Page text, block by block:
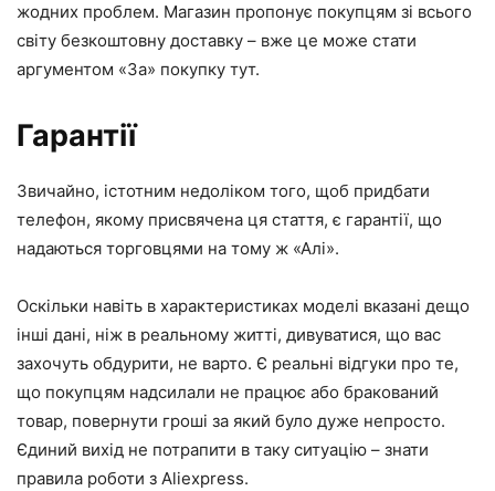
жодних проблем. Магазин пропонує покупцям зі всього
світу безкоштовну доставку – вже це може стати
аргументом «За» покупку тут.
Гарантії
Звичайно, істотним недоліком того, щоб придбати
телефон, якому присвячена ця стаття, є гарантії, що
надаються торговцями на тому ж «Алі».
Оскільки навіть в характеристиках моделі вказані дещо
інші дані, ніж в реальному житті, дивуватися, що вас
захочуть обдурити, не варто. Є реальні відгуки про те,
що покупцям надсилали не працює або бракований
товар, повернути гроші за який було дуже непросто.
Єдиний вихід не потрапити в таку ситуацію – знати
правила роботи з Aliexpress.